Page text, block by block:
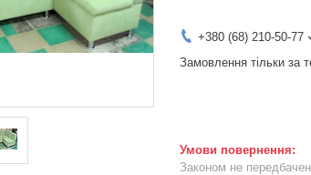
+380 (68) 210-50-77
Замовлення тільки за
Законом не